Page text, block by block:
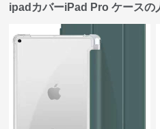
ipadカバーiPad Pro ケースの